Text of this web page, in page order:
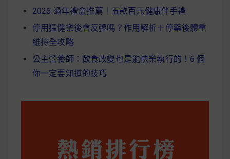
2026 過年禮盒推薦｜五款百元健康伴手禮
停用猛健樂後會反彈嗎？作用解析＋停藥後體重
維持全攻略
公主營養師：飲食改變也是能快樂執行的！6 個
你一定要知道的技巧